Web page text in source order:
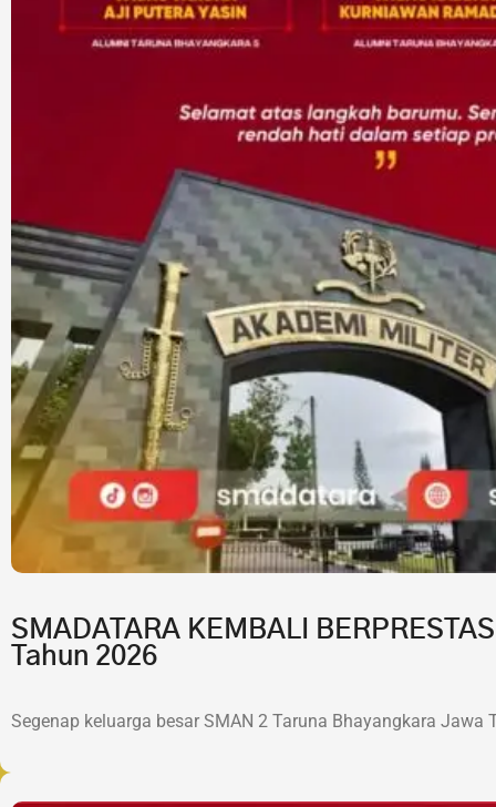
SMADATARA KEMBALI
Tahun 2026
Segenap keluarga besar SMAN 2 Taruna Bhayangkara Jawa